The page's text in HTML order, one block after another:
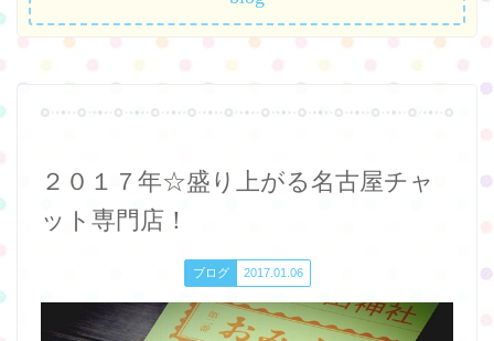
２０１７年☆盛り上がる名古屋チャ
ット専門店！
ブログ 2017.01.06